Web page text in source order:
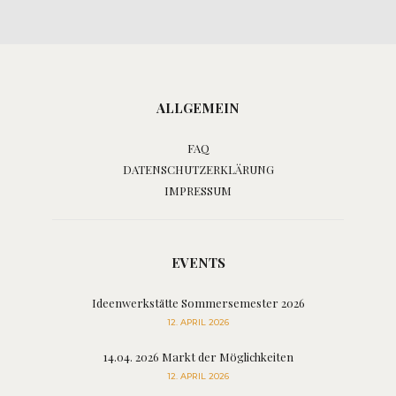
ALLGEMEIN
FAQ
DATENSCHUTZERKLÄRUNG
IMPRESSUM
EVENTS
Ideenwerkstätte Sommersemester 2026
12. APRIL 2026
14.04. 2026 Markt der Möglichkeiten
12. APRIL 2026